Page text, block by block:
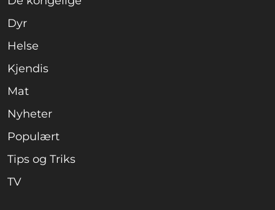
Dyr
Helse
Kjendis
Mat
Nyheter
Populært
Tips og Triks
TV